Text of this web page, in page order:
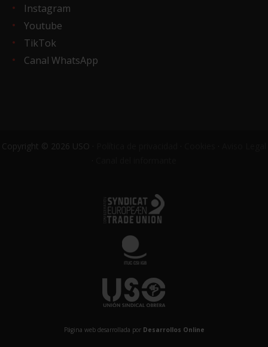
Instagram
Youtube
TikTok
Canal WhatsApp
Copyright © 2026 USO ·
Página web desarrollada por Desarrollos Online